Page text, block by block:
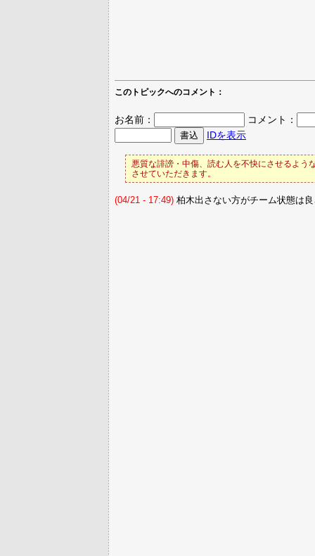
このトピックへのコメント：
お名前：
コメント：
IDを表示
悪質な誹謗・中傷、読む人を不快にさせるよう
させていただきます。
(04/21 - 17:49) 柏木出さない方がチーム状態は